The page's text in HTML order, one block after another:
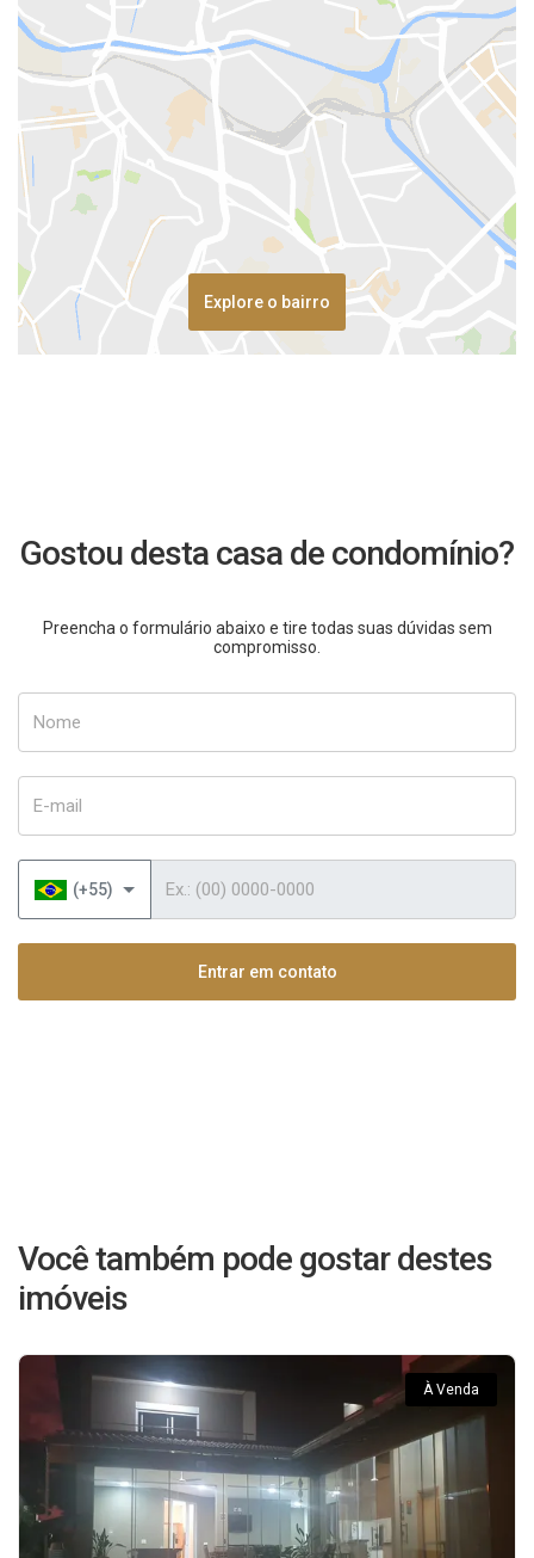
Explore o bairro
Gostou desta casa de condomínio?
Preencha o formulário abaixo e tire todas suas dúvidas sem
compromisso.
(+55)
Entrar em contato
Você também pode gostar destes
imóveis
À Venda